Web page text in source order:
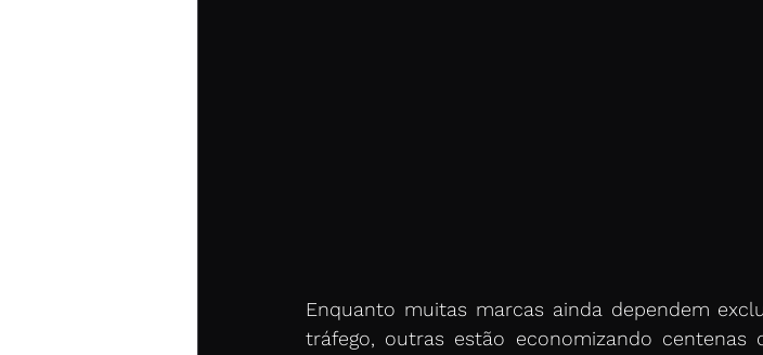
Enquanto muitas marcas ainda dependem
tráfego, outras estão economizando